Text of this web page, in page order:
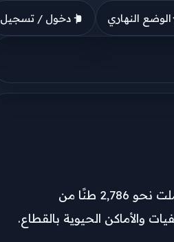
الوضع النهاري دخول / تسجيل
أعلن الهلال الأحمر المصري ، أن قافلة (زاد العزة..من مصر إلى غزة) الـ 208 التي دخلت اليوم /الخميس/ إلى قطاع غزة ، حملت نحو 2,786 طنًا من
والأماكن الحيوية بالقطاع.